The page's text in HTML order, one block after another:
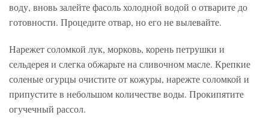
воду, вновь залейте фасоль холодной водой о отварите до
готовности. Процедите отвар, но его не вылевайте.
Нарежет соломкой лук, морковь, корень петрушки и
сельдерея и слегка обжарьте на сливочном масле. Крепкие
соленые огурцы очистите от кожуры, нарежте соломкой и
припустите в небольшом количестве воды. Прокипятите
огучечный рассол.